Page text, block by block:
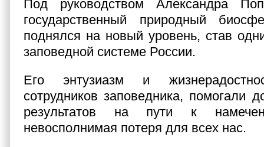
Под руководством Александра
государственный природный
поднялся на новый уровень, став
заповедной системе России.
Его энтузиазм и
сотрудников заповедника, помогали
результатов на пути к
невосполнимая потеря для всех нас.